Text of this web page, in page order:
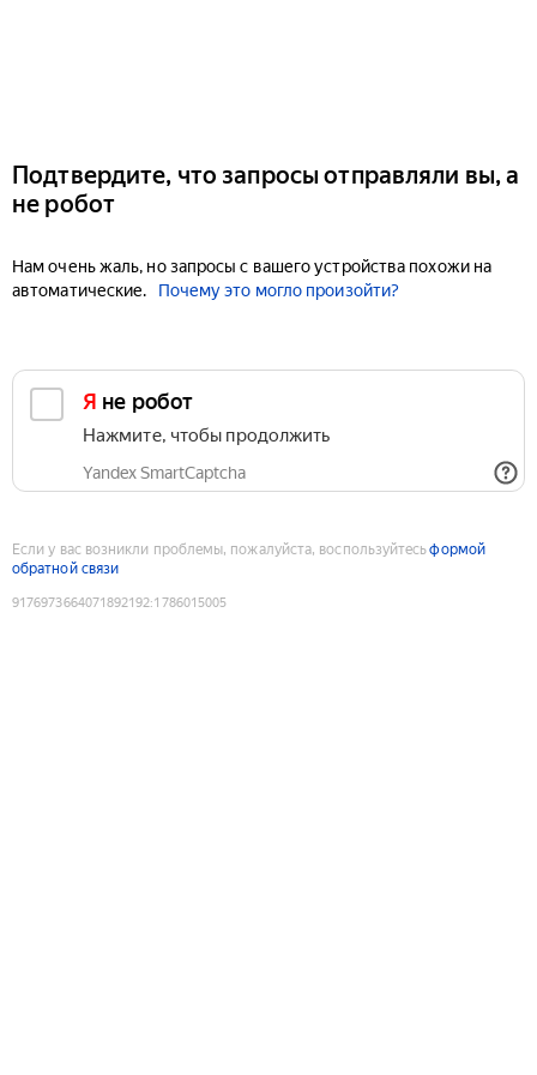
Подтвердите, что запросы отправляли вы, а
не робот
Нам очень жаль, но запросы с вашего устройства похожи на
автоматические.
Почему это могло произойти?
Я не робот
Нажмите, чтобы продолжить
Yandex SmartCaptcha
Если у вас возникли проблемы, пожалуйста, воспользуйтесьформой
обратной связи
9176973664071892192:1786015005